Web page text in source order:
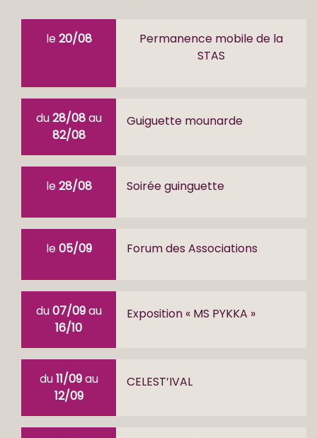
le20/08
Permanence mobile de la
STAS
du28/08au
82/08
Guiguette mounarde
le28/08 Soirée guinguette
le05/09 Forum des Associations
du07/09au
16/10
Exposition « MS PYKKA »
du11/09au
12/09
CELEST’IVAL